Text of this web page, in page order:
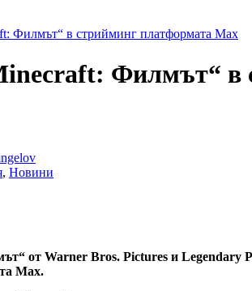
Филмът“ в стрийминг платформата Max
Филмът“ в
, Новини
от Warner Bros. Pictures и Legendary
Max.